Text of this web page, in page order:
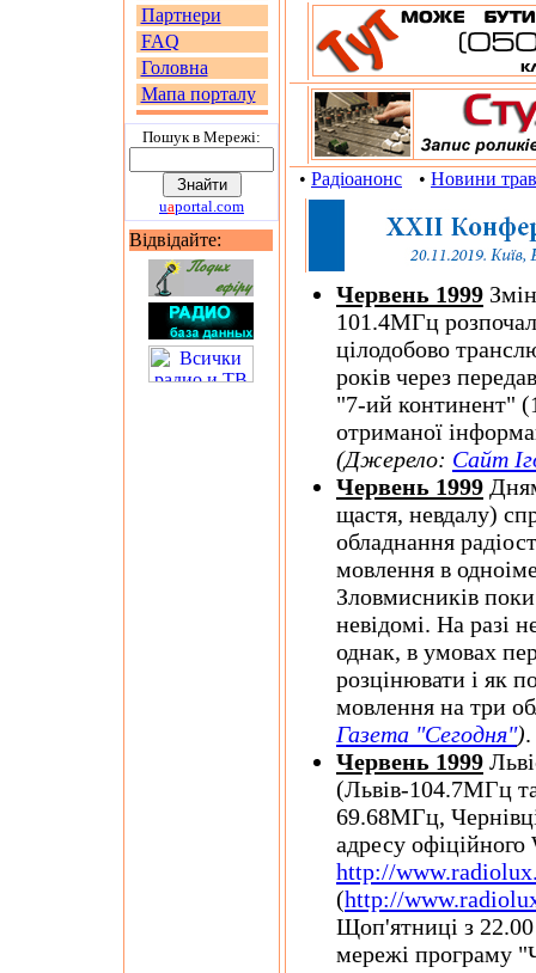
Партнери
FAQ
Головна
Мапа порталу
Пошук в Мережi:
uaportal.com
Відвідайте:
• Радіоанонс • Новини
Червень 1999
101.4МГц
цілодобово
років через
"7-ий континент"
отриманої
(Джерело: Сайт
Червень 1999
щастя, невдалу)
обладнання
мовлення в
Зловмисників
невідомі. На разі
однак, в умовах
розцінювати і як
мовлення на три
Газета "Сегодня").
Червень 1999
(Львів-104.7МГц
69.68МГц,
адресу
http://
(http://
Щоп'ятниці з 22.00
мережі програму